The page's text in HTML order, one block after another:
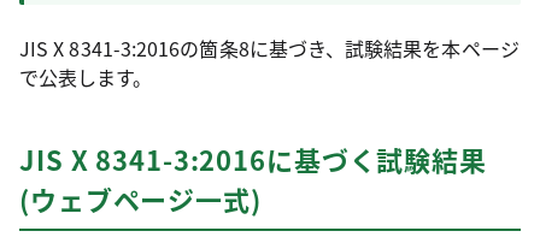
JIS X 8341-3:2016の箇条8に基づき、試験結果を本ページ
で公表します。
JIS X 8341-3:2016に基づく試験結果
(ウェブページ一式)